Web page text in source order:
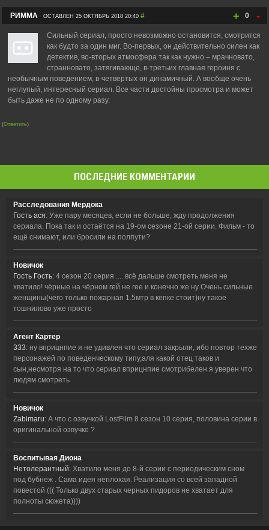
+ 0 -
РИММА ОСТАВЛЕН 25 ОКТЯБРЬ 2018 20:40 #
Сильный сериал, просто невозможно остановится, смотрится
как будто за один миг. Во-первых, он действительно силен как
детектив, во-вторых атмосфера так как нужно – мрачновато,
странновато, затягивающе, в-третьих главная героиня с
необычным поведением, в-четвертых он динамичный. А вообще очень
неглупый, интересный сериал. Все части достойны просмотра и может
быть даже не по одному разу.
(Ответить)
ПОСЛЕДНИЕ КОММЕНТАРИИ
Расследования Мердока
Гость ася: Уже пару месяцев, если не больше, жду продолжения
сериала. Пока так и остаётся на 19-ом сезоне 21-ой серии. Фильм - то
ещё снимают, или бросили на полпути?
Новичок
Гость Гость: 4 сезон 20 серия .... всё дальше смотреть меня не
хватило! чёрные на чёрном гей не гее и конечно же ну Очень сильные
женщины(чего только пожарная 1.5мтр в кепке стоит)ну такое
тошнилово уже просто
Агент Картер
333: ну вприцнпие я не удивлен что сериал закрыли, ибо повтор техже
персонажей по поведенческому типу,аля какой отец таков и
сын,несмотря на то что сериал вприцнпие смотрибелен я уверен что
людям смотреть
Новичок
Zabimaru: А что с озвучкой LostFilm 8 сезон 10 серия, половина серии в
оригинальной озвучке ?
Воспитывая Диона
Нетолерантный: Хватило меня до 8-й серии с периодическим сном
под бубнеж . Сама идея неплохая. Реализация со всей западной
повестой ((( Только двух старых черных пидоров не хватает для
полноты сюжета))))